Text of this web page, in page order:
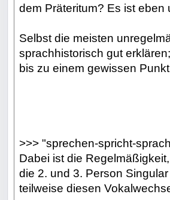
dem Präteritum? Es ist eben
Selbst die meisten
sprachhistorisch gut
bis zu einem gewissen
>>> "sprechen-spricht-
Dabei ist die
die 2. und 3. Person Singular
teilweise diesen